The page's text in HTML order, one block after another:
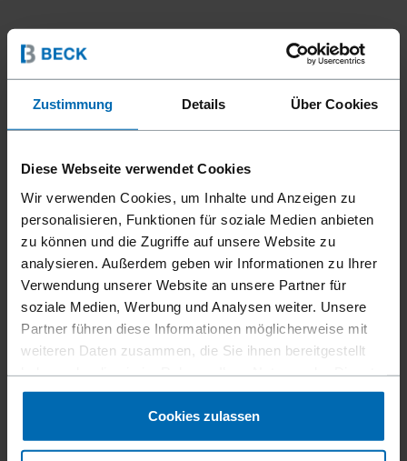
Zustimmung Details Über Cookies
Diese Webseite verwendet Cookies
Wir verwenden Cookies, um Inhalte und Anzeigen zu
personalisieren, Funktionen für soziale Medien anbieten
zu können und die Zugriffe auf unsere Website zu
analysieren. Außerdem geben wir Informationen zu Ihrer
Verwendung unserer Website an unsere Partner für
soziale Medien, Werbung und Analysen weiter. Unsere
Partner führen diese Informationen möglicherweise mit
weiteren Daten zusammen, die Sie ihnen bereitgestellt
gesammelt haben.
Cookies zulassen
Befestigungsmittel ///Stifte & Stauchkopfnägel///Stifte
1.7 STIFTE (15.5 GA)
Ideal für den Möbelbau, Paneele und Verblendungen, da
fast unsichtbar nach der Verarbeitung. Kompatibel mit dem
Bostitch GFN1664K-E Akku Stiftnagler.
Stifttyp